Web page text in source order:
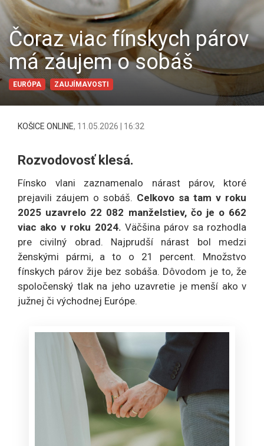
Čoraz viac fínskych párov
má záujem o sobáš
EURÓPA ZAUJÍMAVOSTI
KOŠICE ONLINE, 11.05.2026 | 16:32
Rozvodovosť klesá.
Fínsko vlani zaznamenalo nárast párov, ktoré
prejavili záujem o sobáš. Celkovo sa tam v roku
2025 uzavrelo 22 082 manželstiev, čo je o 662
viac ako v roku 2024. Väčšina párov sa rozhodla
pre civilný obrad. Najprudší nárast bol medzi
ženskými pármi, a to o 21 percent. Množstvo
fínskych párov žije bez sobáša. Dôvodom je to, že
spoločenský tlak na jeho uzavretie je menší ako v
južnej či východnej Európe.